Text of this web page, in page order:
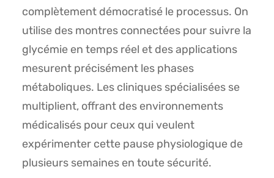
complètement démocratisé le processus. On
utilise des montres connectées pour suivre la
glycémie en temps réel et des applications
mesurent précisément les phases
métaboliques. Les cliniques spécialisées se
multiplient, offrant des environnements
médicalisés pour ceux qui veulent
expérimenter cette pause physiologique de
plusieurs semaines en toute sécurité.